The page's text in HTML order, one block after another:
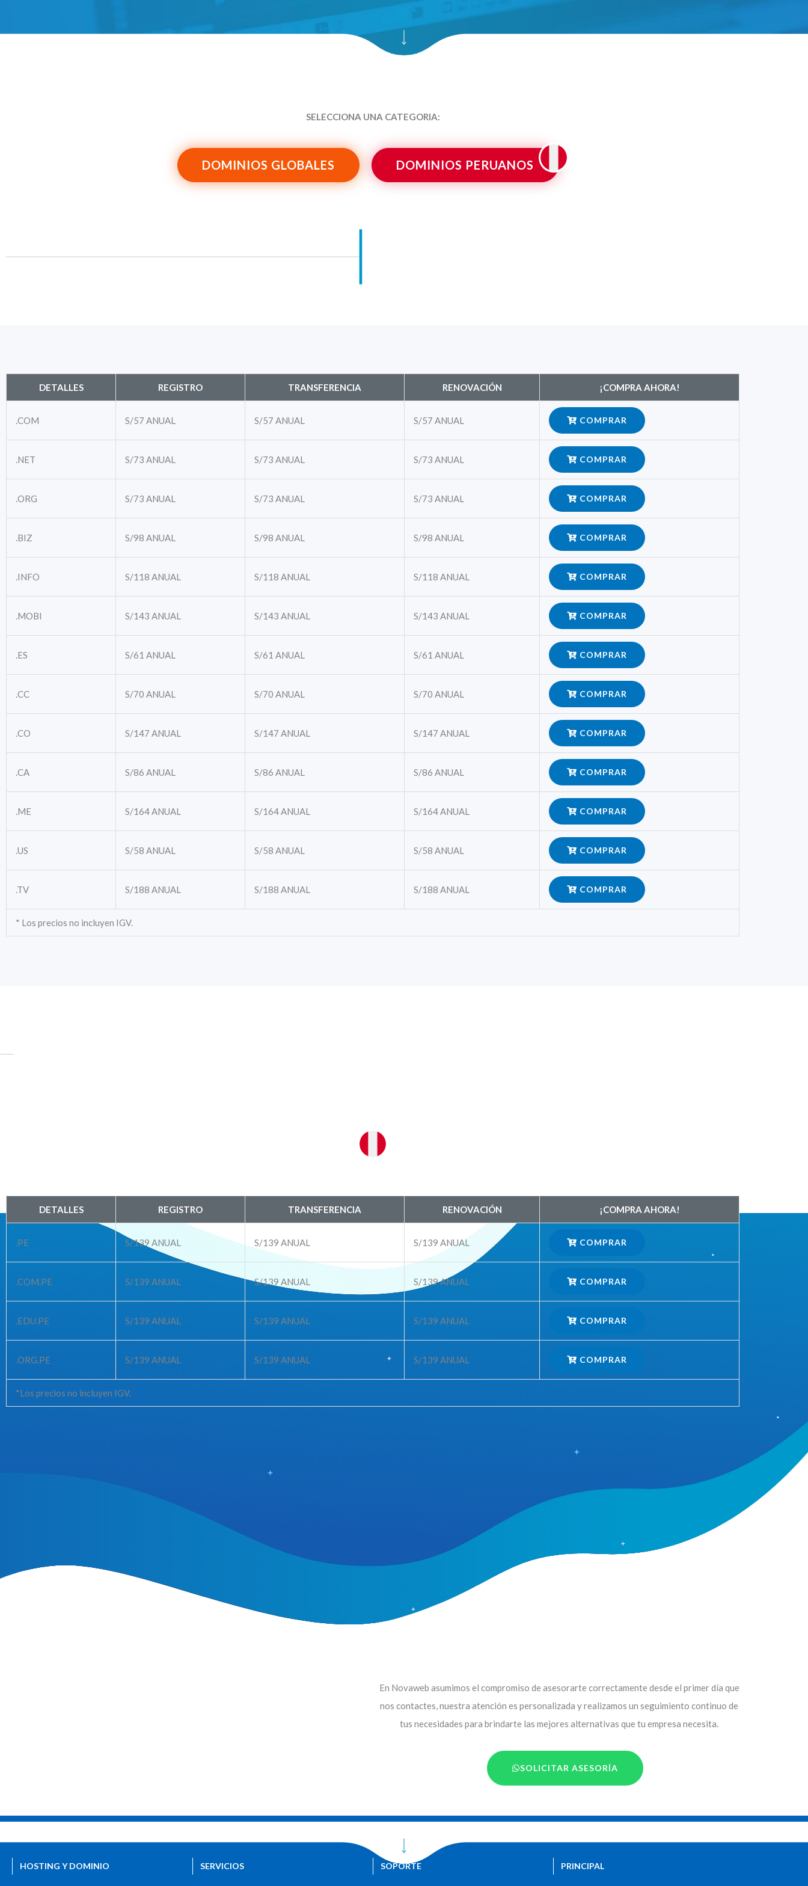
SELECCIONA UNA CATEGORIA:
DOMINIOS GLOBALES DOMINIOS PERUANOS
DETALLES REGISTRO TRANSFERENCIA RENOVACIÓN ¡COMPRA AHORA!
.COM S/57 ANUAL S/57 ANUAL S/57 ANUAL COMPRAR
.NET S/73 ANUAL S/73 ANUAL S/73 ANUAL COMPRAR
.ORG S/73 ANUAL S/73 ANUAL S/73 ANUAL COMPRAR
.BIZ S/98 ANUAL S/98 ANUAL S/98 ANUAL COMPRAR
.INFO S/118 ANUAL S/118 ANUAL S/118 ANUAL COMPRAR
.MOBI S/143 ANUAL S/143 ANUAL S/143 ANUAL COMPRAR
.ES S/61 ANUAL S/61 ANUAL S/61 ANUAL COMPRAR
.CC S/70 ANUAL S/70 ANUAL S/70 ANUAL COMPRAR
.CO S/147 ANUAL S/147 ANUAL S/147 ANUAL COMPRAR
.CA S/86 ANUAL S/86 ANUAL S/86 ANUAL COMPRAR
.ME S/164ANUAL S/164ANUAL S/164ANUAL COMPRAR
.US S/58 ANUAL S/58 ANUAL S/58 ANUAL COMPRAR
.TV S/188 ANUAL S/188 ANUAL S/188 ANUAL COMPRAR
* Los precios no incluyen IGV.
DETALLES REGISTRO TRANSFERENCIA RENOVACIÓN ¡COMPRA AHORA!
.PE S/139 ANUAL S/139 ANUAL S/139 ANUAL COMPRAR
.COM.PE S/139 ANUAL S/139 ANUAL S/139ANUAL COMPRAR
.EDU.PE S/139 ANUAL S/139 ANUAL S/139 ANUAL COMPRAR
.ORG.PE S/139 ANUAL S/139 ANUAL S/139 ANUAL COMPRAR
*Los precios no incluyen IGV.
En Novaweb asumimos el compromiso de asesorarte correctamente desde el primer día que
nos contactes, nuestra atención es personalizada y realizamos un seguimiento continuo de
tus necesidades para brindarte las mejores alternativas que tu empresa necesita.
SOLICITAR ASESORÍA
HOSTING Y DOMINIO SERVICIOS SOPORTE PRINCIPAL